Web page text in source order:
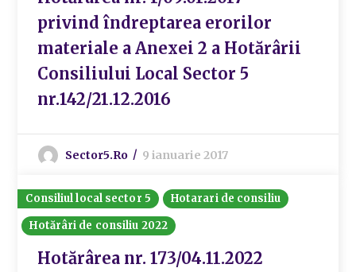
privind îndreptarea erorilor
materiale a Anexei 2 a Hotărârii
Consiliului Local Sector 5
nr.142/21.12.2016
Sector5.ro 9 ianuarie 2017
Consiliul local sector 5
Hotarari de consiliu
Hotărâri de consiliu 2022
Hotărârea nr. 173/04.11.2022